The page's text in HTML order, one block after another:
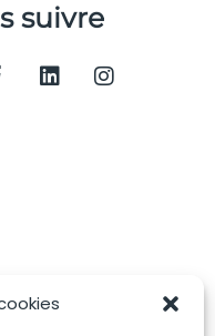
suivre